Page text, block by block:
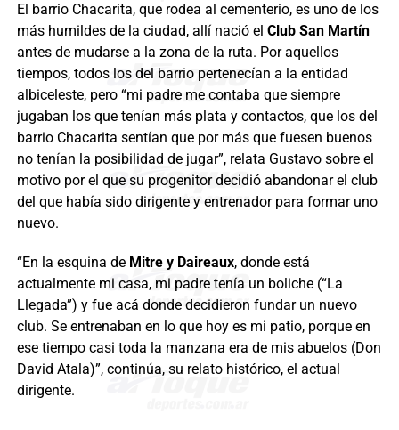
El barrio Chacarita, que rodea al cementerio, es uno de los
más humildes de la ciudad, allí nació el Club San Martín
antes de mudarse a la zona de la ruta. Por aquellos
tiempos, todos los del barrio pertenecían a la entidad
albiceleste, pero “mi padre me contaba que siempre
jugaban los que tenían más plata y contactos, que los del
barrio Chacarita sentían que por más que fuesen buenos
no tenían la posibilidad de jugar”, relata Gustavo sobre el
motivo por el que su progenitor decidió abandonar el club
del que había sido dirigente y entrenador para formar uno
nuevo.
“En la esquina de Mitre y Daireaux, donde está
actualmente mi casa, mi padre tenía un boliche (“La
Llegada”) y fue acá donde decidieron fundar un nuevo
club. Se entrenaban en lo que hoy es mi patio, porque en
ese tiempo casi toda la manzana era de mis abuelos (Don
David Atala)”, continúa, su relato histórico, el actual
dirigente.